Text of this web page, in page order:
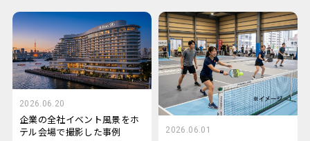
2026.06.20
企業の全社イベント風景をホ
テル会場で撮影した事例
2026.06.01